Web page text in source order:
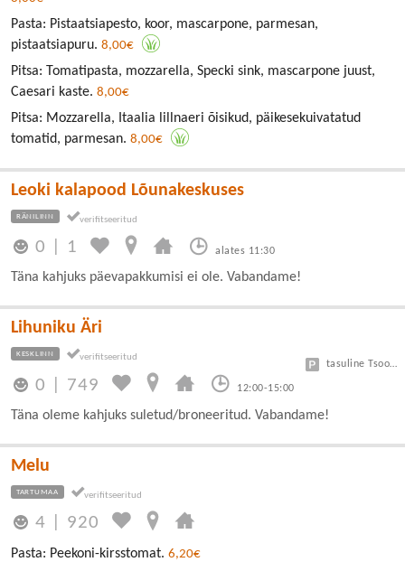
Pasta: Pistaatsiapesto, koor, mascarpone, parmesan,
pistaatsiapuru. 8,00€
Pitsa: Tomatipasta, mozzarella, Specki sink, mascarpone juust,
Caesari kaste. 8,00€
Pitsa: Mozzarella, Itaalia lillnaeri õisikud, päikesekuivatatud
tomatid, parmesan. 8,00€
Leoki kalapood Lõunakeskuses
RÄNILINN
0 1 alates 11:30
Täna kahjuks päevapakkumisi ei ole. Vabandame!
Lihuniku Äri
KESKLINN
0 749 12:00-15:00
tasuline Tsoon A 3 eur/h, B 1,5 eur/h
Täna oleme kahjuks suletud/broneeritud. Vabandame!
Melu
TARTUMAA
4 920
Pasta: Peekoni-kirsstomat. 6,20€